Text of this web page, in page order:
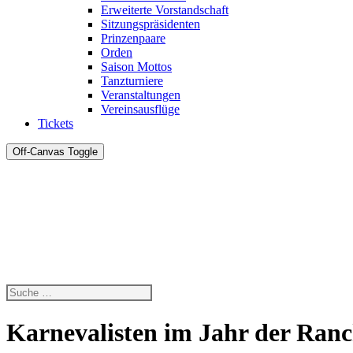
Erweiterte Vorstandschaft
Sitzungspräsidenten
Prinzenpaare
Orden
Saison Mottos
Tanzturniere
Veranstaltungen
Vereinsausflüge
Tickets
Off-Canvas Toggle
Karnevalisten im Jahr der